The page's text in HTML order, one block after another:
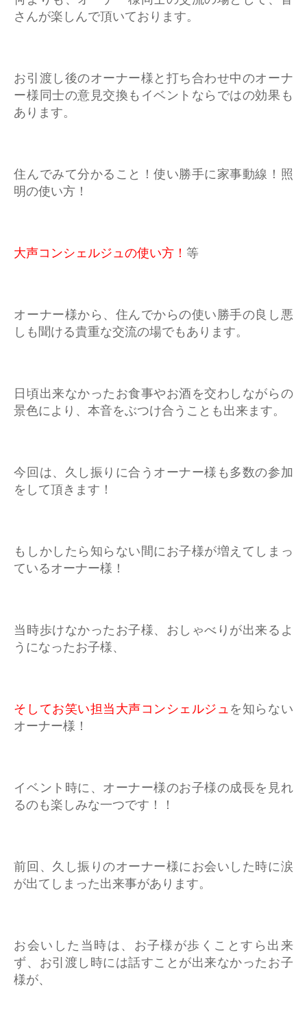
さんが楽しんで頂いております。
お引渡し後のオーナー様と打ち合わせ中のオーナ
ー様同士の意見交換もイベントならではの効果も
あります。
住んでみて分かること！使い勝手に家事動線！照
明の使い方！
大声コンシェルジュの使い方！ 等
オーナー様から、住んでからの使い勝手の良し悪
しも聞ける貴重な交流の場でもあります。
日頃出来なかったお食事やお酒を交わしながらの
景色により、本音をぶつけ合うことも出来ます。
今回は、久し振りに合うオーナー様も多数の参加
をして頂きます！
もしかしたら知らない間にお子様が増えてしまっ
ているオーナー様！
当時歩けなかったお子様、おしゃべりが出来るよ
うになったお子様、
そしてお笑い担当大声コンシェルジュ を知らない
オーナー様！
イベント時に、オーナー様のお子様の成長を見れ
るのも楽しみな一つです！！
前回、久し振りのオーナー様にお会いした時に涙
が出てしまった出来事があります。
お会いした当時は、お子様が歩くことすら出来
ず、お引渡し時には話すことが出来なかったお子
様が、